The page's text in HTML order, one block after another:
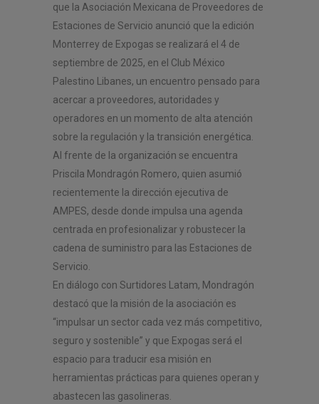
que la Asociación Mexicana de Proveedores de
Estaciones de Servicio anunció que la edición
Monterrey de Expogas se realizará el 4 de
septiembre de 2025, en el Club México
Palestino Libanes, un encuentro pensado para
acercar a proveedores, autoridades y
operadores en un momento de alta atención
sobre la regulación y la transición energética.
Al frente de la organización se encuentra
Priscila Mondragón Romero, quien asumió
recientemente la dirección ejecutiva de
AMPES, desde donde impulsa una agenda
centrada en profesionalizar y robustecer la
cadena de suministro para las Estaciones de
Servicio.
En diálogo con Surtidores Latam, Mondragón
destacó que la misión de la asociación es
“impulsar un sector cada vez más competitivo,
seguro y sostenible” y que Expogas será el
espacio para traducir esa misión en
herramientas prácticas para quienes operan y
abastecen las gasolineras.